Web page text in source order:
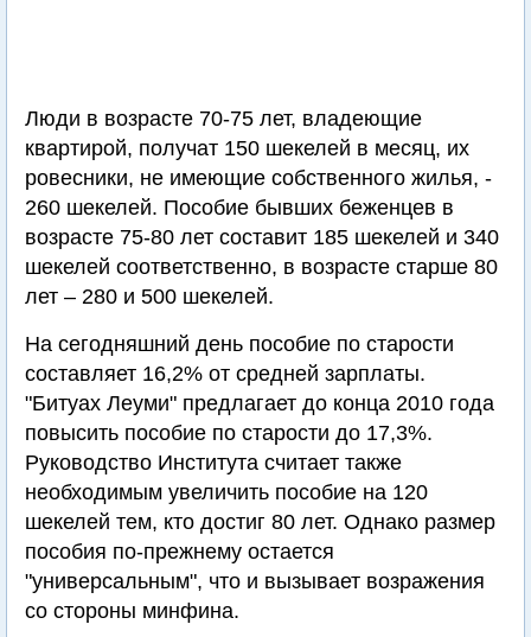
Люди в возрасте 70-75 лет, владеющие
квартирой, получат 150 шекелей в месяц, их
ровесники, не имеющие собственного жилья, -
260 шекелей. Пособие бывших беженцев в
возрасте 75-80 лет составит 185 шекелей и 340
шекелей соответственно, в возрасте старше 80
лет – 280 и 500 шекелей.
На сегодняшний день пособие по старости
составляет 16,2% от средней зарплаты.
"Битуах Леуми" предлагает до конца 2010 года
повысить пособие по старости до 17,3%.
Руководство Института считает также
необходимым увеличить пособие на 120
шекелей тем, кто достиг 80 лет. Однако размер
пособия по-прежнему остается
"универсальным", что и вызывает возражения
со стороны минфина.